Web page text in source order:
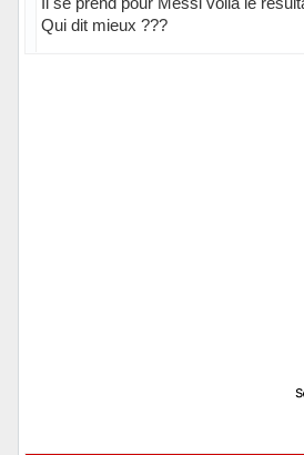
Qui dit mieux ???